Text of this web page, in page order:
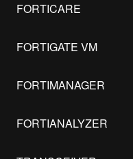
FORTICARE
FORTIGATE VM
FORTIMANAGER
FORTIANALYZER